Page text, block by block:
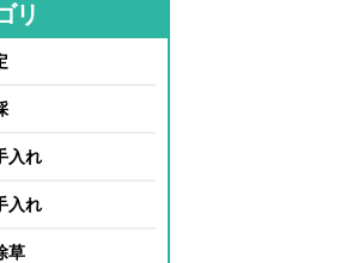
リ
入れ
入れ
草